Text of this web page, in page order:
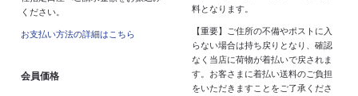
ください。
お支払い方法の詳細はこちら
会員価格
料となります。
【重要】ご住所の不備やポストに入
らない場合は持ち戻りとなり、確認
なく当店に荷物が着払いで戻されま
す。お客さまに着払い送料のご負担
をいただきますことをご了承くださ